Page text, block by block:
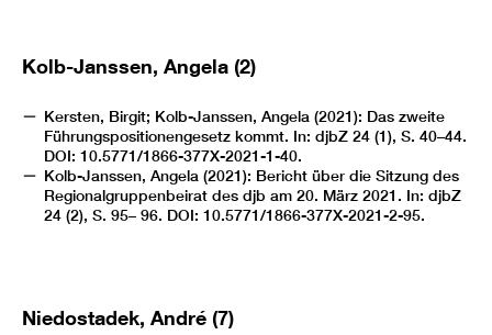
Kolb-Janssen, Angela (2)
Kersten, Birgit; Kolb-Janssen, Angela (2021): Das zweite
Führungspositionengesetz kommt. In: djbZ 24 (1), S. 40–44.
DOI: 10.5771/1866-377X-2021-1-40.
Kolb-Janssen, Angela (2021): Bericht über die Sitzung des
Regionalgruppenbeirat des djb am 20. März 2021. In: djbZ
24 (2), S. 95– 96. DOI: 10.5771/1866-377X-2021-2-95.
Niedostadek, André (7)